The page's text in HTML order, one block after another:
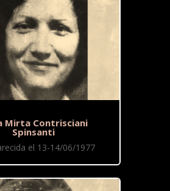
Mirta Contrisciani
Spinsanti
el 13-14/06/1977